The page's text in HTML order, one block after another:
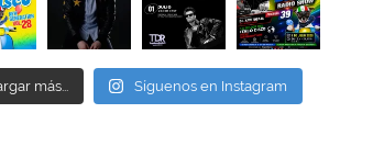
más... Síguenos en Instagram